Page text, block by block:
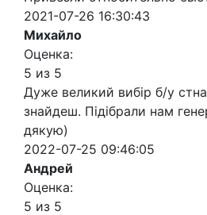
2021-07-26 16:30:43
Михайло
Оценка:
5 из 5
Дуже великий вибір б/у
знайдеш. Підібрали нам
дякую)
2022-07-25 09:46:05
Андрей
Оценка:
5 из 5